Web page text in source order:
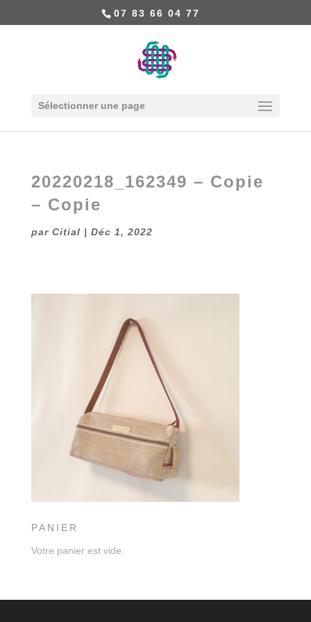
07 83 66 04 77
Sélectionner une page
20220218_162349 – Copie
– Copie
par Citial | Déc 1, 2022
PANIER
Votre panier est vide.